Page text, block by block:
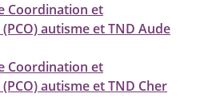
Coordination et
autisme et TND Aude
Coordination et
autisme et TND Cher